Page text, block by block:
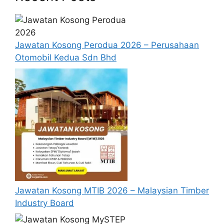
SYARAT KELAYAKAN
Warganegara Malaysia
Pemohon mestilah berumur 18 tahun ke
atas
Pendapatan bulanan seisi rumah tidak
melebihi RM3,000
Pemohon dan pasangan tidak memiliki
rumah sendiri / atau memiliki rumah
Jawatan Kosong Perodua 2026 – Perusahaan
Otomobil Kedua Sdn Bhd
Jawatan Kosong MTIB 2026 – Malaysian Timber
Industry Board